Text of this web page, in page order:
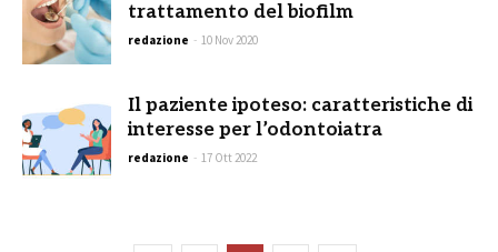
trattamento del biofilm
redazione - 10 Nov 2020
Il paziente ipoteso: caratteristiche di
interesse per l’odontoiatra
redazione - 17 Ott 2022